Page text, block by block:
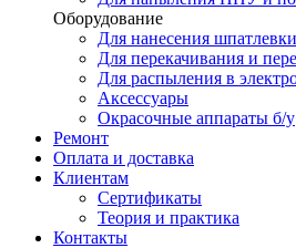
Оборудование
Для нанесения
Для перекачивания и
Для распыления в
Аксессуары
Окрасочные аппараты б/у
Ремонт
Оплата и доставка
Клиентам
Сертификаты
Теория и практика
Контакты